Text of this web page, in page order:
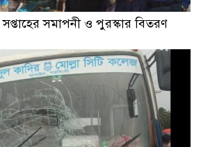
সমাপনী ও পুরস্কার বিতরণ